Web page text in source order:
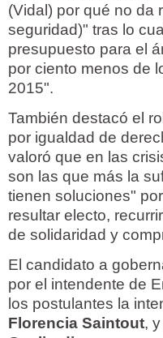
(Vidal) por qué no da
seguridad)" tras lo
presupuesto para el
por ciento menos de
2015".
También destacó el
por igualdad de
valoró que en las
son las que más la
tienen soluciones"
resultar electo,
de solidaridad y
El candidato a
por el intendente de
los postulantes la
Florencia Saintout,